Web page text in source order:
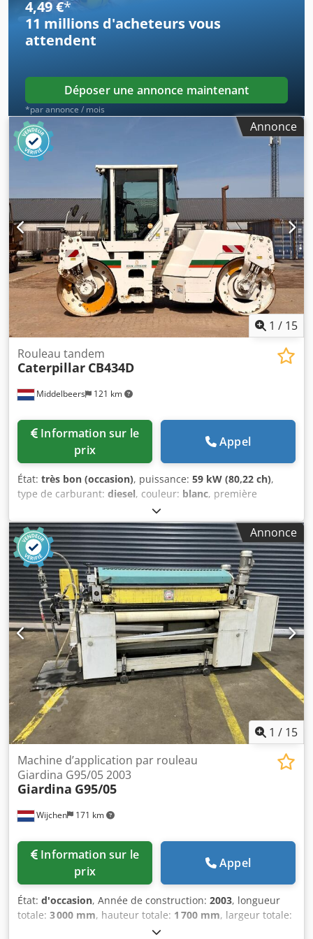
financières Prix : sur demande Informations
complémentaires Pour obtenir de plus amples
informations, veuillez contacter Ernst van Hek.
4,49 €*
11 millions d'acheteursvous
attendent
Déposer une annonce maintenant
*par annonce / mois
Annonce
1 / 15
Middelbeers 121 km
Rouleau tandem
Caterpillar CB434D
prix
Appel
État: très bon (occasion), puissance: 59 kW (80,22 ch),
type de carburant: diesel, couleur: blanc, première
, Année de construction:
heures de fonctionnement:3 310 h, Informations générales
Année du modèle : 2005 Numéro de série :
CATCB434LCNH00390 Informations techniques Nombre de
cylindres : 4 Cylindrée moteur : 4 400 cc Transmission :
Roues Poids à vide : 7 500 kg Fonctionnel Largeur de travail
: 150 cm État État technique : Très bon État visuel : Très
bon Dommages : Aucun Informations financières Prix : Sur
demande Autres informations Dedpfeyzz E Rjx Anlskr Pour
plus d'informations, veuillez contacter Ernst van Hek.
Annonce
1 / 15
Wijchen 171 km
Machine d’application par rouleau
Giardina G95/05 2003
Giardina G95/05
prix
Appel
État: d'occasion, Année de construction: 2003, longueur
totale: 3 000 mm, hauteur totale: 1 700 mm, largeur totale:
, Couleur : blanc Poids à vide : 1 000 kg Prix : sur